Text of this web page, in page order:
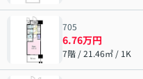
705
6.76万円
7階 / 21.46㎡ / 1K